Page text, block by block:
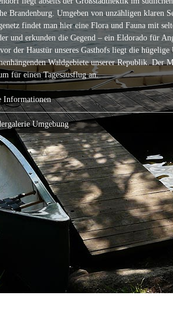
Brandenburg. Umgeben von unzähligen klaren
findet man hier eine Flora und Fauna mit
und erkunden die Gegend – ein Eldorado für
der Haustür unseres Gasthofs liegt die
Waldgebiete unserer Republik. Der
für einen Tagesausflug an.
Informationen
Umgebung